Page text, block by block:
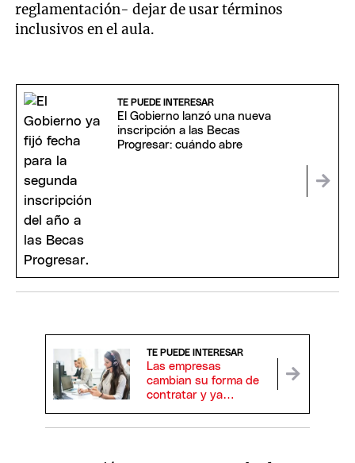
reglamentación- dejar de usar términos
inclusivos en el aula.
TE PUEDE INTERESAR
El Gobierno lanzó una nueva
inscripción a las Becas
Progresar: cuándo abre
TE PUEDE INTERESAR
Las empresas
cambian su forma de
contratar y ya